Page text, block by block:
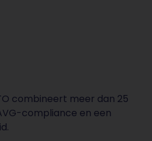
combineert meer dan 25
compliance en een